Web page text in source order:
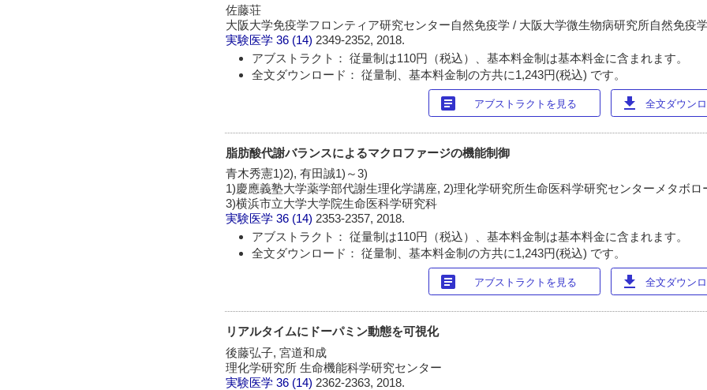
佐藤荘
大阪大学免疫学フロンティア研究センター自然免疫学 / 大阪大学微生物病研究所自然免疫
実験医学 36 (14) 2349-2352, 2018.
アブストラクト： 従量制は110円（税込）、基本料金制は基本料金に含まれます。
全文ダウンロード： 従量制、基本料金制の方共に1,243円(税込) です。
article アブストラクトを見る download 全文ダウン
脂肪酸代謝バランスによるマクロファージの機能制御
青木秀憲1)2), 有田誠1)～3)
1)慶應義塾大学薬学部代謝生理化学講座, 2)理化学研究所生命医科学研究センターメタボロ
3)横浜市立大学大学院生命医科学研究科
実験医学 36 (14)2353-2357, 2018.
アブストラクト： 従量制は110円（税込）、基本料金制は基本料金に含まれます。
全文ダウンロード： 従量制、基本料金制の方共に1,243円(税込) です。
article アブストラクトを見る download 全文ダウン
リアルタイムにドーパミン動態を可視化
後藤弘子, 宮道和成
理化学研究所 生命機能科学研究センター
実験医学 36 (14) 2362-2363, 2018.